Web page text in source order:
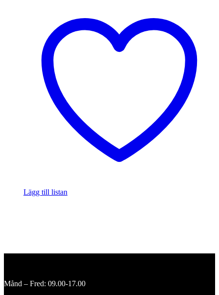
Lägg till listan
Månd – Fred: 09.00-17.00